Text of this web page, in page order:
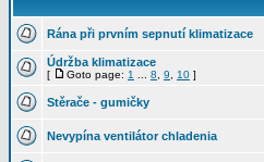
Rána při prvním sepnutí klimatizace
Údržba klimatizace
[ Goto page: 1 8 9 10 ]
Stěrače - gumičky
Nevypína ventilátor chladenia